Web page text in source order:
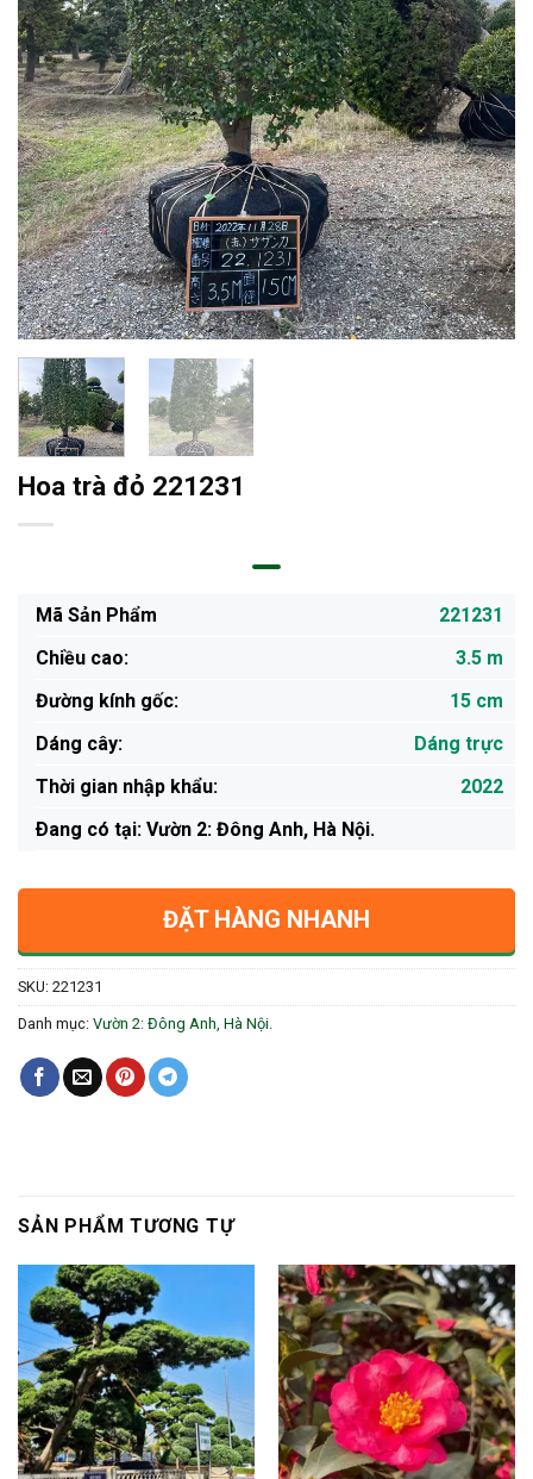
Hoa trà đỏ 221231
Mã Sản Phẩm
221231
Chiều cao:
3.5 m
Đường kính gốc:
15 cm
Dáng cây:
Dáng trực
Thời gian nhập khẩu:
2022
Ðang có tại: Vườn 2: Đông Anh, Hà Nội.
ĐẶT HÀNG NHANH
SKU: 221231
Danh mục: Vườn 2: Đông Anh, Hà Nội.
SẢN PHẨM TƯƠNG TỰ